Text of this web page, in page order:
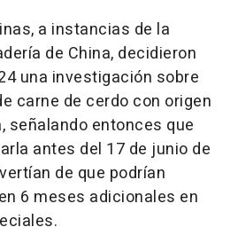
a instancias de la
de China, decidieron
una investigación sobre
carne de cerdo con origen
señalando entonces que
antes del 17 de junio de
de que podrían
6 meses adicionales en